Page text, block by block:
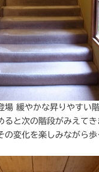
場 緩やかな昇りやすい
ると次の階段がみえて
の変化を楽しみながら